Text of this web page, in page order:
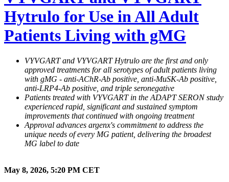
Hytrulo for Use in All Adult
Patients Living with gMG
VYVGART and VYVGART Hytrulo are the first and only
approved treatments for all serotypes of adult patients living
with gMG - anti-AChR-Ab positive, anti-MuSK-Ab positive,
anti-LRP4-Ab positive, and triple seronegative
Patients treated with VYVGART in the ADAPT SERON study
experienced rapid, significant and sustained symptom
improvements that continued with ongoing treatment
Approval advances argenx's commitment to address the
unique needs of every MG patient, delivering the broadest
MG label to date
May 8, 2026, 5:20 PM CET